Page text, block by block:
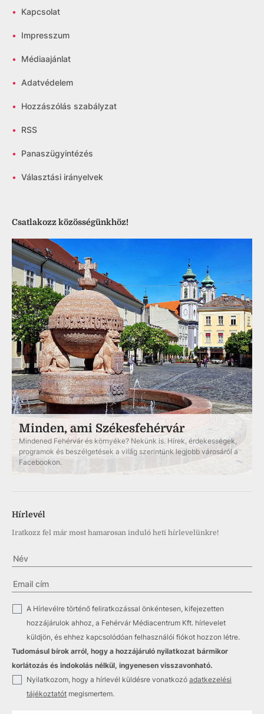
• Kapcsolat
• Impresszum
• Médiaajánlat
• Adatvédelem
• Hozzászólás szabályzat
• RSS
• Panaszügyintézés
• Választási irányelvek
Csatlakozz közösségünkhöz!
Minden, ami Székesfehérvár
Mindened Fehérvár és környéke? Nekünk is. Hírek, érdekességek,
programok és beszélgetések a világ szerintünk legjobb városáról a
Facebookon.
Hírlevél
Iratkozz fel már most hamarosan induló heti hírlevelünkre!
✓
A Hírlevélre történő feliratkozással önkéntesen, kifejezetten
hozzájárulok ahhoz, a Fehérvár Médiacentrum Kft. hírlevelet
küldjön, és ehhez kapcsolódóan felhasználói fiókot hozzon létre.
Tudomásul bírok arról, hogy a hozzájáruló nyilatkozat bármikor
korlátozás és indokolás nélkül, ingyenesen visszavonható.
✓ Nyilatkozom, hogy a hírlevél küldésre vonatkozó adatkezelési
tájékoztatót megismertem.